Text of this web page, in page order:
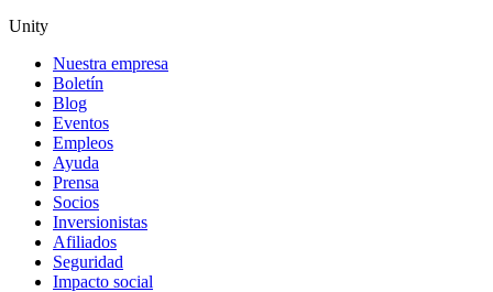
Unity
Nuestra empresa
Boletín
Blog
Eventos
Empleos
Ayuda
Prensa
Socios
Inversionistas
Afiliados
Seguridad
Impacto social